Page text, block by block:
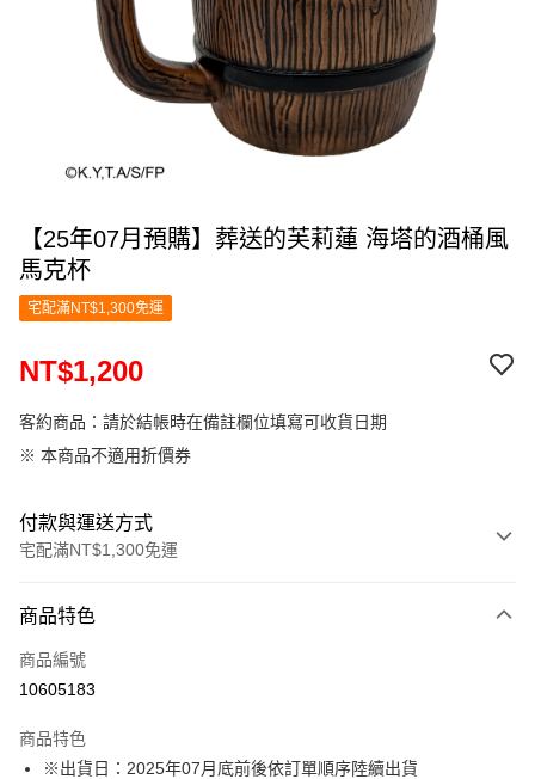
【25年07月預購】葬送的芙莉蓮 海塔的酒桶風
馬克杯
宅配滿NT$1,300免運
NT$1,200
客約商品：請於結帳時在備註欄位填寫可收貨日期
※ 本商品不適用折價券
付款與運送方式
宅配滿NT$1,300免運
信用卡一次付款
LINE Pay
悠遊付
商品特色
商品編號
10605183
商品特色
※出貨日：2025年07月底前後依訂單順序陸續出貨